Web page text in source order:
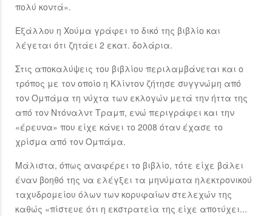
πολύ κοντά».
Εξάλλου η Χούμα γράφει το δικό της βιβλίο και
λέγεται ότι ζητάει 2 εκατ. δολάρια.
Στις αποκαλύψεις του βιβλίου περιλαμβάνεται και ο
τρόπος με τον οποίο η Κλίντον ζήτησε συγγνώμη από
τον Ομπάμα τη νύχτα των εκλογών μετά την ήττα της
από τον Ντόναλντ Τραμπ, ενώ περιγράφει και την
«έρευνα» που είχε κάνει το 2008 όταν έχασε το
χρίσμα από τον Ομπάμα.
Μάλιστα, όπως αναφέρει το βιβλίο, τότε είχε βάλει
έναν βοηθό της να ελέγξει τα μηνύματα ηλεκτρονικού
ταχυδρομείου όλων των κορυφαίων στελεχών της
καθώς «πίστευε ότι η εκστρατεία της είχε αποτύχει...